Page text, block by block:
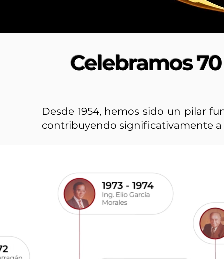
Celebramos
Desde 1954, hemos sido un pilar
contribuyendo significativamente